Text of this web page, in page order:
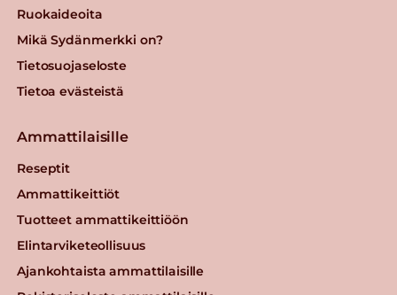
Ruokaideoita
Mikä Sydänmerkki on?
Tietosuojaseloste
Tietoa evästeistä
Ammattilaisille
Reseptit
Ammattikeittiöt
Tuotteet ammattikeittiöön
Elintarviketeollisuus
Ajankohtaista ammattilaisille